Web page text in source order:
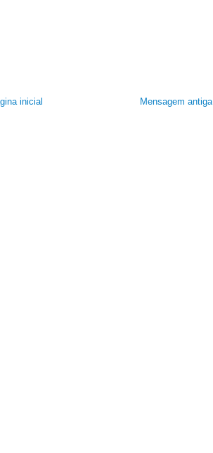
Mensagem antiga
inicial